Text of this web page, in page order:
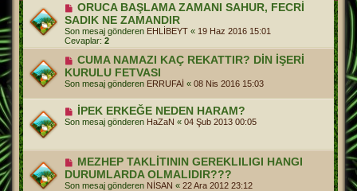
ORUCA BAŞLAMA ZAMANI SAHUR, FECRİ
SADIK NE ZAMANDIR
Son mesaj gönderen EHLİBEYT « 19 Haz 2016 15:01
Cevaplar: 2
CUMA NAMAZI KAÇ REKATTIR? DİN İŞERİ
KURULU FETVASI
Son mesaj gönderen ERRUFAİ « 08 Nis 2016 15:03
İPEK ERKEĞE NEDEN HARAM?
Son mesaj gönderen HaZaN « 04 Şub 2013 00:05
MEZHEP TAKLİTININ GEREKLILIGI HANGI
DURUMLARDA OLMALIDIR???
Son mesaj gönderen NİSAN « 22 Ara 2012 23:12